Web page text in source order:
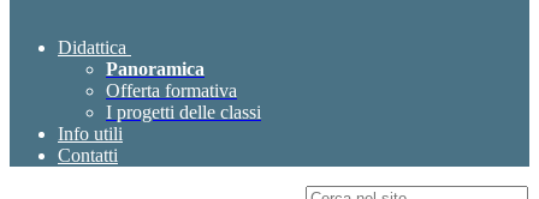
Didattica
Panoramica
Offerta formativa
I progetti delle classi
Info utili
Contatti